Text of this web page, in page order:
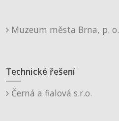
Muzeum města Brna, p. o.
Technické řešení
Černá a fialová s.r.o.